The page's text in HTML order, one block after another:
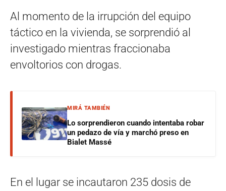
Al momento de la irrupción del equipo
táctico en la vivienda, se sorprendió al
investigado mientras fraccionaba
envoltorios con drogas.
MIRÁ TAMBIÉN
Lo sorprendieron cuando intentaba robar
un pedazo de vía y marchó preso en
Bialet Massé
En el lugar se incautaron 235 dosis de